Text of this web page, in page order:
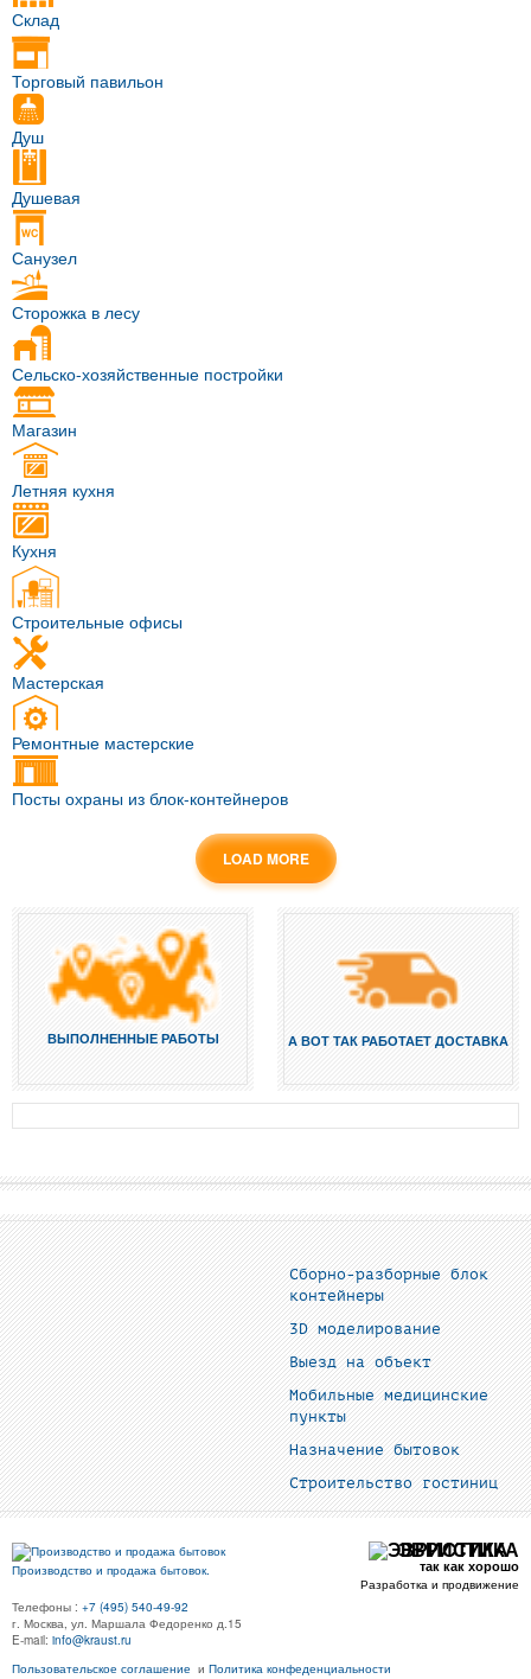
Склад
Торговый павильон
Душ
Душевая
Санузел
Сторожка в лесу
Сельско-хозяйственные постройки
Магазин
Летняя кухня
Кухня
Строительные офисы
Мастерская
Ремонтные мастерские
Посты охраны из блок-контейнеров
LOAD MORE
ВЫПОЛНЕННЫЕ РАБОТЫ А ВОТ ТАК РАБОТАЕТ ДОСТАВКА
Сборно-разборные блок
контейнеры
3D моделирование
Выезд на объект
Мобильные медицинские
пункты
Назначение бытовок
Строительство гостиниц
Производство и продажа бытовок.
ЭВРИСТИКА
так как хорошо
Разработка и продвижение
Телефоны : +7 (495) 540-49-92
г. Москва, ул. Маршала Федоренко д.15
E-mail: info@kraust.ru
Пользовательское соглашение и Политика конфеденциальности